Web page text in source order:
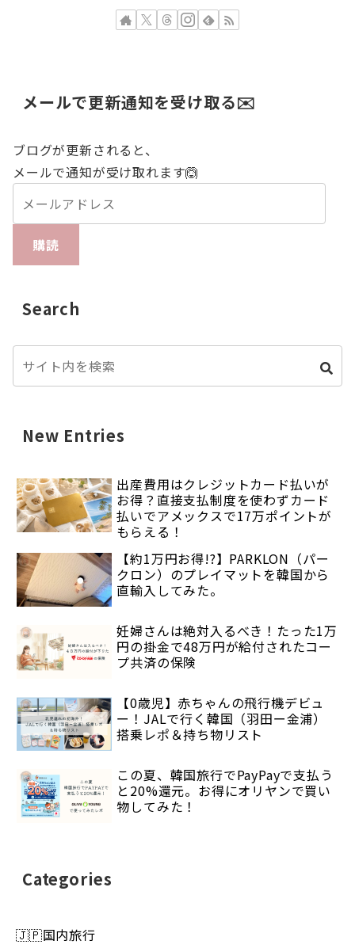
メールで更新通知を受け取る✉️
ブログが更新されると、
メールで通知が受け取れます🙆
購読
Search
New Entries
出産費用はクレジットカード払いが
お得？直接支払制度を使わずカード
払いでアメックスで17万ポイントが
もらえる！
【約1万円お得!?】PARKLON（パー
クロン）のプレイマットを韓国から
直輸入してみた。
妊婦さんは絶対入るべき！たった1万
円の掛金で48万円が給付されたコー
プ共済の保険
【0歳児】赤ちゃんの飛行機デビュ
ー！JALで行く韓国（羽田ー金浦）
搭乗レポ＆持ち物リスト
この夏、韓国旅行でPayPayで支払う
と20%還元。お得にオリヤンで買い
物してみた！
Categories
🇯🇵国内旅行